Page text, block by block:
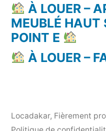
À LOUER –
MEUBLÉ HAUT
POINT E
À LOUER –
Locadakar, Fièrement